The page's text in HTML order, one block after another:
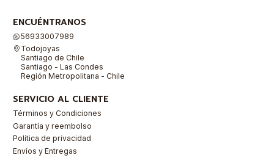
ENCUÉNTRANOS
56933007989
Todojoyas
Santiago de Chile
Santiago - Las Condes
Región Metropolitana - Chile
SERVICIO AL CLIENTE
Términos y Condiciones
Garantía y reembolso
Política de privacidad
Envíos y Entregas